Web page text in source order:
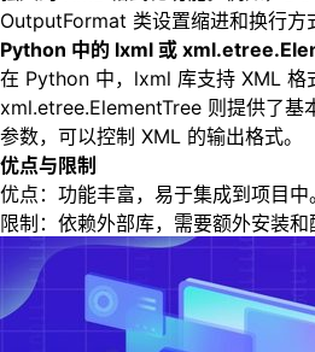
OutputFormat 类设置缩进和换行方
Python 中的 lxml 或
在 Python 中，lxml 库支持 XML 格
xml.etree.ElementTree 则提供了基
参数，可以控制 XML 的输出格式。
优点与限制
优点：功能丰富，易于集成到项目中。
限制：依赖外部库，需要额外安装和